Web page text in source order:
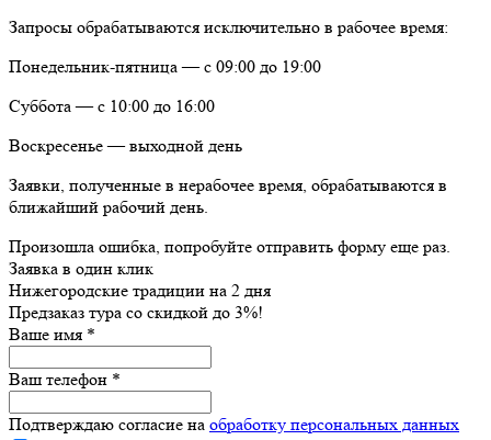
Запросы обрабатываются исключительно в рабочее время:
Понедельник-пятница — с 09:00 до 19:00
Суббота — с 10:00 до 16:00
Воскресенье — выходной день
Заявки, полученные в нерабочее время, обрабатываются в
ближайший рабочий день.
Произошла ошибка, попробуйте отправить форму еще раз.
Заявка в один клик
Нижегородские традиции на 2 дня
Предзаказ тура со скидкой до 3%!
Ваше имя *
Ваш телефон *
Подтверждаю согласие на обработку персональных данных